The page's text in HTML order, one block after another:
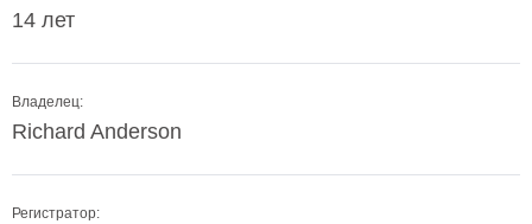
14 лет
Владелец:
Richard Anderson
Регистратор: